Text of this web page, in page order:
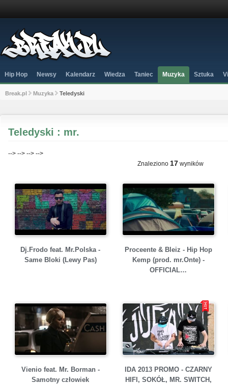
Hip Hop Newsy Kalendarz Wiedza Taniec Muzyka Sztuka
Break.pl Muzyka Teledyski
Teledyski : mr.
--> --> --> -->
Znaleziono 17 wyników
Dj.Frodo feat. Mr.Polska -
Same Bloki (Lewy Pas)
Proceente & Bleiz - Hip Hop
Kemp (prod. mr.Onte) -
OFFICIAL…
Vienio feat. Mr. Borman -
Samotny człowiek
IDA 2013 PROMO - CZARNY
HIFI, SOKÓŁ, MR. SWITCH,